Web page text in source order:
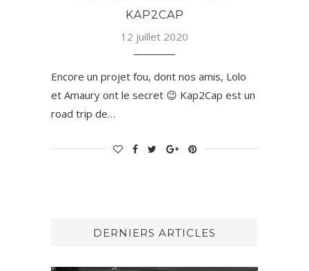
KAP2CAP
12 juillet 2020
Encore un projet fou, dont nos amis, Lolo
et Amaury ont le secret 😉 Kap2Cap est un
road trip de…
DERNIERS ARTICLES